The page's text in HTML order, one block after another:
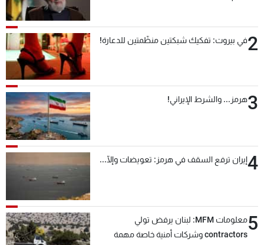
2في بيروت: تفكيك شبكتين منظّمتين للدعارة!
3هرمز... والشرط الإيراني!
4إيران ترفع السقف في هرمز: تعويضات وإلّا...
5
معلومات MFM: لبنان يرفض تولي
contractors وشركات أمنية خاصة مهمة